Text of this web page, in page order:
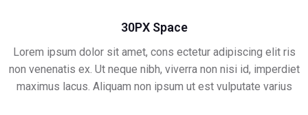
30PX Space
Lorem ipsum dolor sit amet, cons ectetur adipiscing elit ris
non venenatis ex. Ut neque nibh, viverra non nisi id, imperdiet
maximus lacus. Aliquam non ipsum ut est vulputate varius